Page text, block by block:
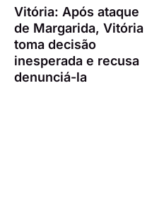
Vitória: Após ataque
de Margarida, Vitória
toma decisão
inesperada e recusa
denunciá-la